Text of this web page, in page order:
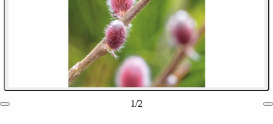
1/2